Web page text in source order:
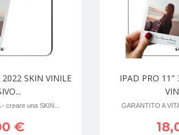
SKIN VINILE
creare una SKIN...
€
IPAD PRO 11"
GARANTITO A